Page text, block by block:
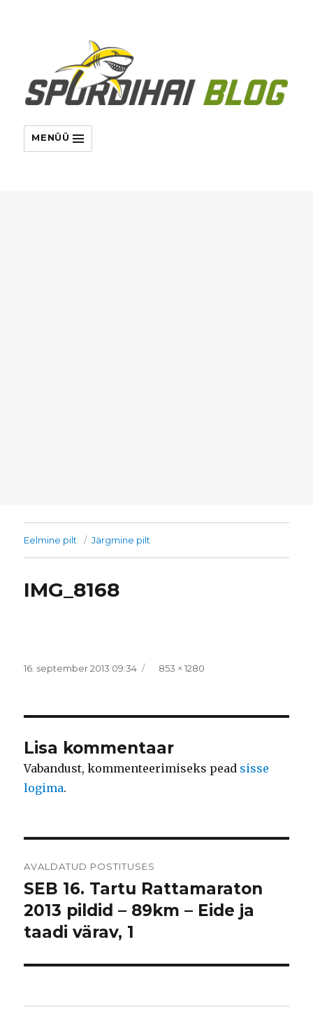
MENÜÜ
Eelmine pilt Järgmine pilt
IMG_8168
Postitatud
16. september 2013 09:34 Täissuurus
853 × 1280
Lisa kommentaar
Vabandust, kommenteerimiseks pead sisse
logima.
AVALDATUD POSTITUSES
SEB 16. Tartu Rattamaraton
2013 pildid – 89km – Eide ja
taadi värav, 1